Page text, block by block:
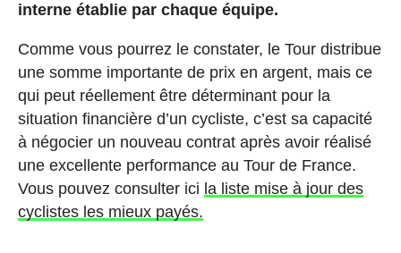
interne établie par chaque équipe.
Comme vous pourrez le constater, le Tour distribue
une somme importante de prix en argent, mais ce
qui peut réellement être déterminant pour la
situation financière d’un cycliste, c’est sa capacité
à négocier un nouveau contrat après avoir réalisé
une excellente performance au Tour de France.
Vous pouvez consulter ici la liste mise à jour des
cyclistes les mieux payés.